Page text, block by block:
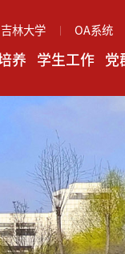
吉林大学 OA系统
养 学生工作 党